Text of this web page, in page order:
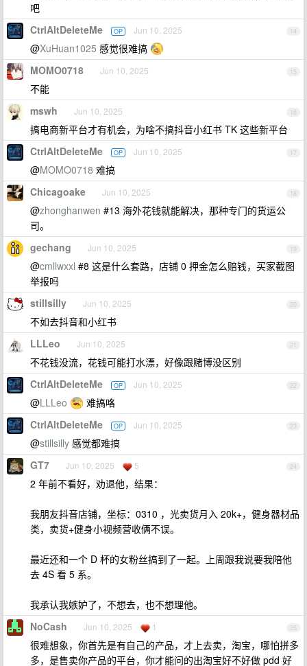
吧
14
CtrlAltDeleteMe OP Jun 10, 2025
@XuHuan1025 感觉很难搞
15
MOMO0718 Jun 10, 2025
不能
16
mswh Jun 10, 2025
搞电商新平台才有机会，为啥不搞抖音小红书 TK 这些新平台
17
CtrlAltDeleteMe OP Jun 10, 2025
@MOMO0718 难搞
18
Chicagoake Jun 10, 2025
@zhonghanwen #13 海外花钱就能解决，那种专门的货运公
司。
19
gechang Jun 10, 2025
@cmllwxxl #8 这是什么套路，店铺 0 押金怎么赔钱，买家截图
举报吗
20
stillsilly Jun 10, 2025
不如去抖音和小红书
21
LLLeo Jun 10, 2025
不花钱没流，花钱可能打水漂，好像跟赌博没区别
22
CtrlAltDeleteMe OP Jun 10, 2025
@LLLeo 难搞咯
23
CtrlAltDeleteMe OP Jun 10, 2025
@stillsilly 感觉都难搞
24
GT7 Jun 10, 2025 5
2 年前不看好，劝退他，结果：
我朋友抖音店铺，坐标：0310 ，光卖货月入 20k+，健身器材品
类，卖货+健身小视频营收俩不误。
最近还和一个 D 杯的女粉丝搞到了一起。上周跟我说要我陪他
去 4S 看 5 系。
我承认我嫉妒了，不想去，也不想理他。
25
NoCash Jun 10, 2025 1
很难想象，你首先是有自己的产品，才上去卖，淘宝，哪怕拼多
多，是售卖你产品的平台，你才能问的出淘宝好不好做 pdd 好